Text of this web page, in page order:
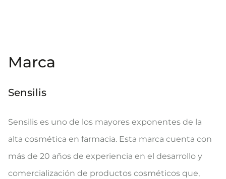
Marca
Sensilis
Sensilis es uno de los mayores exponentes de la
alta cosmética en farmacia. Esta marca cuenta con
más de 20 años de experiencia en el desarrollo y
comercialización de productos cosméticos que,